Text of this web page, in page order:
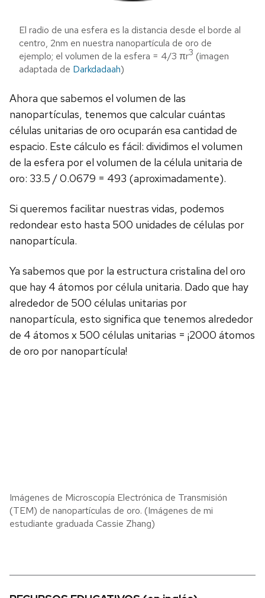
El radio de una esfera es la distancia desde el borde al
centro, 2nm en nuestra nanopartícula de oro de
ejemplo; el volumen de la esfera = 4/3 πr3 (imagen
adaptada de Darkdadaah)
Ahora que sabemos el volumen de las
nanopartículas, tenemos que calcular cuántas
células unitarias de oro ocuparán esa cantidad de
espacio. Este cálculo es fácil: dividimos el volumen
de la esfera por el volumen de la célula unitaria de
oro: 33.5 / 0.0679 = 493 (aproximadamente).
Si queremos facilitar nuestras vidas, podemos
redondear esto hasta 500 unidades de células por
nanopartícula.
Ya sabemos que por la estructura cristalina del oro
que hay 4 átomos por célula unitaria. Dado que hay
alrededor de 500 células unitarias por
nanopartícula, esto significa que tenemos alrededor
de 4 átomos x 500 células unitarias = ¡2000 átomos
de oro por nanopartícula!
Imágenes de Microscopía Electrónica de Transmisión
(TEM) de nanopartículas de oro. (Imágenes de mi
estudiante graduada Cassie Zhang)